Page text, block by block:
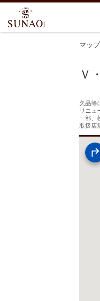
マッ
Ｖ
欠品等
リニュ
一部、
取扱店